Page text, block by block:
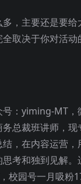
，主要还是要给
取决于你对活
：yiming-MT，
总裁班讲师，现
，在内容运营，
考和独到见解
校园号一月吸粉